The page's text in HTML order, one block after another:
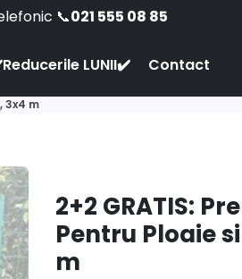
📞021 555 08 85
LUNII✔️ Contact
3x4 m
2+2 GRATIS:
Pentru Ploaie
m